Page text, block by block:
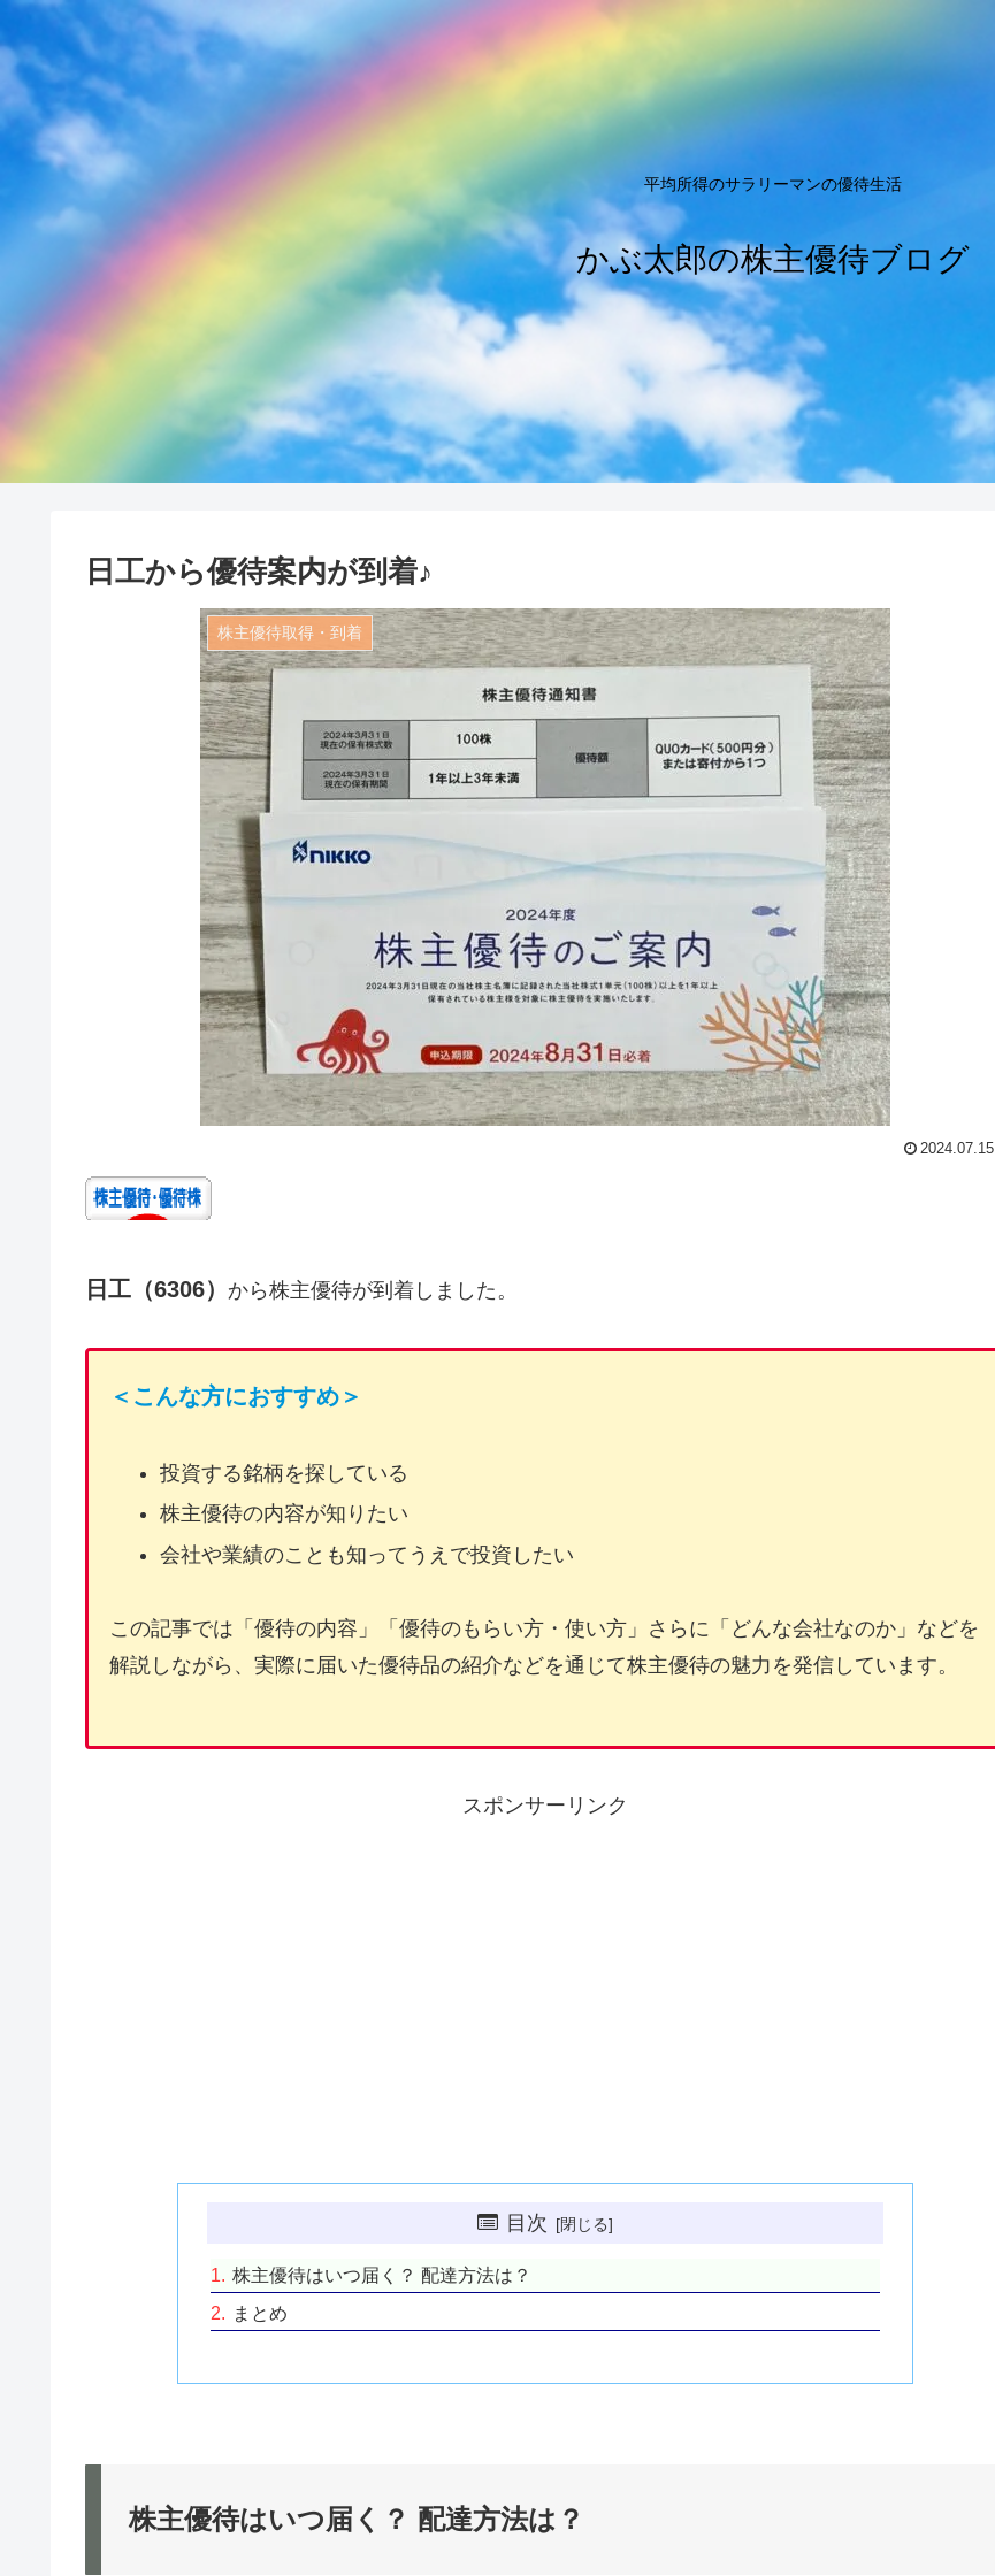
平均所得のサラリーマンの優待生活
かぶ太郎の株主優待ブログ
日工から優待案内が到着♪
株主優待取得・到着
2024.07.15
日工（6306） から株主優待が到着しました。
＜こんな方におすすめ＞
投資する銘柄を探している
株主優待の内容が知りたい
会社や業績のことも知ってうえで投資したい
この記事では「優待の内容」「優待のもらい方・使い方」さらに「どんな会社なのか」などを
解説しながら、実際に届いた優待品の紹介などを通じて株主優待の魅力を発信しています。
スポンサーリンク
目次
株主優待はいつ届く？ 配達方法は？
まとめ
株主優待はいつ届く？ 配達方法は？